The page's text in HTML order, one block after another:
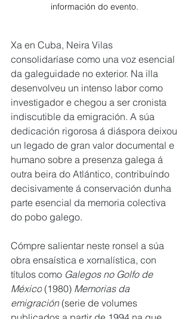
información do evento.
Xa en Cuba, Neira Vilas
consolidaríase como una voz esencial
da galeguidade no exterior. Na illa
desenvolveu un intenso labor como
investigador e chegou a ser cronista
indiscutible da emigración. A súa
dedicación rigorosa á diáspora deixou
un legado de gran valor documental e
humano sobre a presenza galega á
outra beira do Atlántico, contribuíndo
decisivamente á conservación dunha
parte esencial da memoria colectiva
do pobo galego.
Cómpre salientar neste ronsel a súa
obra ensaística e xornalística, con
títulos como Galegos no Golfo de
México (1980) Memorias da
emigración (serie de volumes